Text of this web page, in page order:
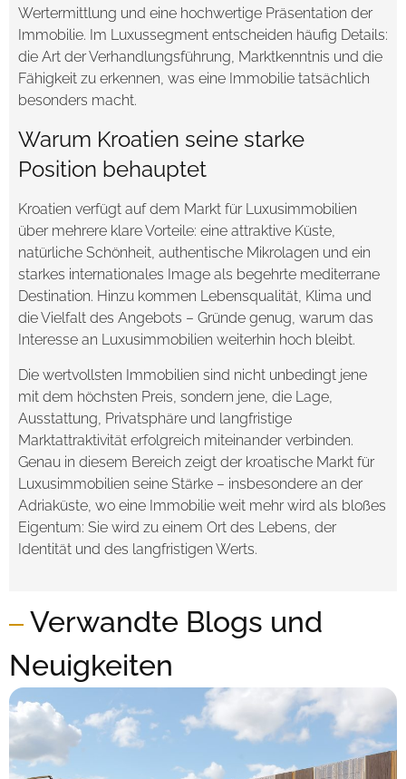
Wertermittlung und eine hochwertige Präsentation der
Immobilie. Im Luxussegment entscheiden häufig Details:
die Art der Verhandlungsführung, Marktkenntnis und die
Fähigkeit zu erkennen, was eine Immobilie tatsächlich
besonders macht.
Warum Kroatien seine starke
Position behauptet
Kroatien verfügt auf dem Markt für Luxusimmobilien
über mehrere klare Vorteile: eine attraktive Küste,
natürliche Schönheit, authentische Mikrolagen und ein
starkes internationales Image als begehrte mediterrane
Destination. Hinzu kommen Lebensqualität, Klima und
die Vielfalt des Angebots – Gründe genug, warum das
Interesse an Luxusimmobilien weiterhin hoch bleibt.
Die wertvollsten Immobilien sind nicht unbedingt jene
mit dem höchsten Preis, sondern jene, die Lage,
Ausstattung, Privatsphäre und langfristige
Marktattraktivität erfolgreich miteinander verbinden.
Genau in diesem Bereich zeigt der kroatische Markt für
Luxusimmobilien seine Stärke – insbesondere an der
Adriaküste, wo eine Immobilie weit mehr wird als bloßes
Eigentum: Sie wird zu einem Ort des Lebens, der
Identität und des langfristigen Werts.
Verwandte Blogs und
Neuigkeiten